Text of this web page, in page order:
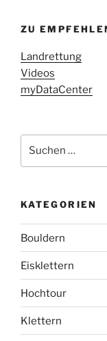
ZU
Landrettung
Videos
myDataCenter
nach:
KATEGORIEN
Bouldern
Eisklettern
Hochtour
Klettern